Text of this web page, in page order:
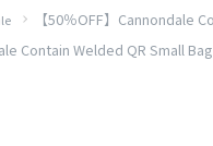
【50％OFF】Cannondale
Contain Welded QR Small